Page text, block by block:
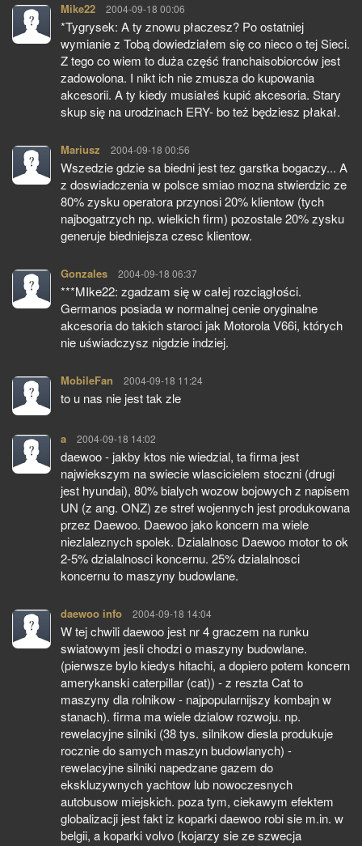
Mike22 pisze:
2004-09-18 00:06
*Tygrysek: A ty znowu płaczesz? Po ostatniej
wymianie z Tobą dowiedziałem się co nieco o tej Sieci.
Z tego co wiem to duża część franchaisobiorców jest
zadowolona. I nikt ich nie zmusza do kupowania
akcesorii. A ty kiedy musiałeś kupić akcesoria. Stary
skup się na urodzinach ERY- bo też będziesz płakał.
Mariusz pisze:
2004-09-18 00:56
Wszedzie gdzie sa biedni jest tez garstka bogaczy... A
z doswiadczenia w polsce smiao mozna stwierdzic ze
80% zysku operatora przynosi 20% klientow (tych
najbogatrzych np. wielkich firm) pozostale 20% zysku
generuje biedniejsza czesc klientow.
Gonzales pisze:
2004-09-18 06:37
***MIke22: zgadzam się w całej rozciągłości.
Germanos posiada w normalnej cenie oryginalne
akcesoria do takich staroci jak Motorola V66i, których
nie uświadczysz nigdzie indziej.
MobileFan pisze:
2004-09-18 11:24
to u nas nie jest tak zle
a pisze:
2004-09-18 14:02
daewoo - jakby ktos nie wiedzial, ta firma jest
najwiekszym na swiecie wlascicielem stoczni (drugi
jest hyundai), 80% bialych wozow bojowych z napisem
UN (z ang. ONZ) ze stref wojennych jest produkowana
przez Daewoo. Daewoo jako koncern ma wiele
niezlaleznych spolek. Dzialalnosc Daewoo motor to ok
2-5% dzialalnosci koncernu. 25% dzialalnosci
koncernu to maszyny budowlane.
daewoo info pisze:
2004-09-18 14:04
W tej chwili daewoo jest nr 4 graczem na runku
swiatowym jesli chodzi o maszyny budowlane.
(pierwsze bylo kiedys hitachi, a dopiero potem koncern
amerykanski caterpillar (cat)) - z reszta Cat to
maszyny dla rolnikow - najpopularnijszy kombajn w
stanach). firma ma wiele dzialow rozwoju. np.
rewelacyjne silniki (38 tys. silnikow diesla produkuje
rocznie do samych maszyn budowlanych) -
rewelacyjne silniki napedzane gazem do
ekskluzywnych yachtow lub nowoczesnych
autobusow miejskich. poza tym, ciekawym efektem
globalizacji jest fakt iz koparki daewoo robi sie m.in. w
belgii, a koparki volvo (kojarzy sie ze szwecja